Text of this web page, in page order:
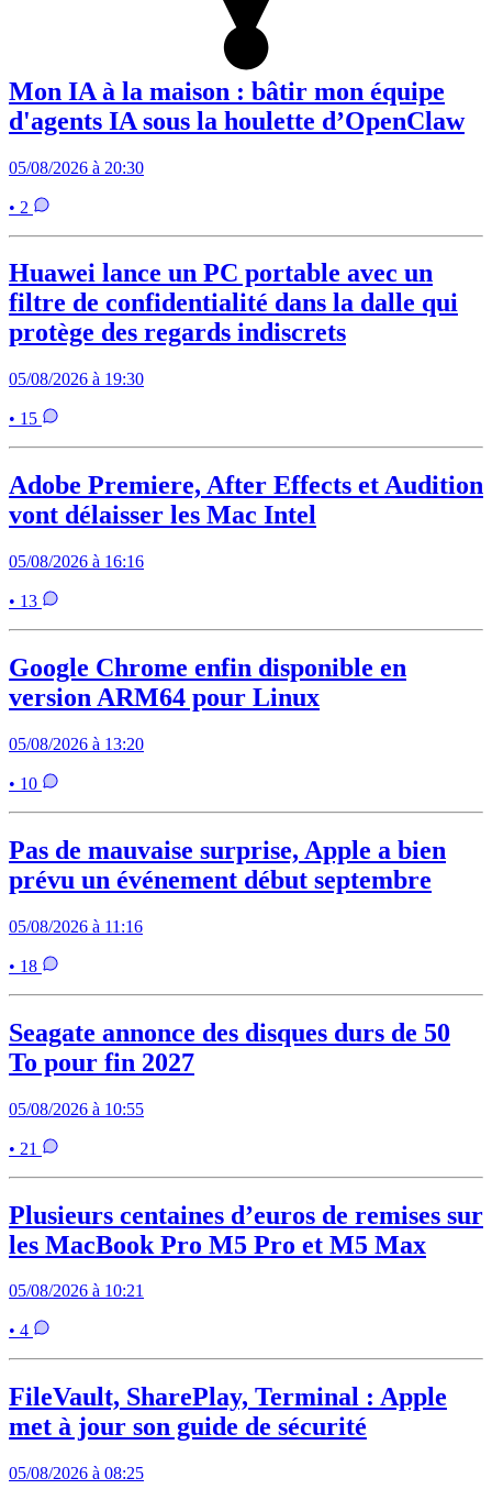
Mon IA à la maison : bâtir mon équipe
d'agents IA sous la houlette d’OpenClaw
05/08/2026 à 20:30
• 2
Huawei lance un PC portable avec un
filtre de confidentialité dans la dalle qui
protège des regards indiscrets
05/08/2026 à 19:30
• 15
Adobe Premiere, After Effects et Audition
vont délaisser les Mac Intel
05/08/2026 à 16:16
• 13
Google Chrome enfin disponible en
version ARM64 pour Linux
05/08/2026 à 13:20
• 10
Pas de mauvaise surprise, Apple a bien
prévu un événement début septembre
05/08/2026 à 11:16
• 18
Seagate annonce des disques durs de 50
To pour fin 2027
05/08/2026 à 10:55
• 21
Plusieurs centaines d’euros de remises sur
les MacBook Pro M5 Pro et M5 Max
05/08/2026 à 10:21
• 4
FileVault, SharePlay, Terminal : Apple
met à jour son guide de sécurité
05/08/2026 à 08:25